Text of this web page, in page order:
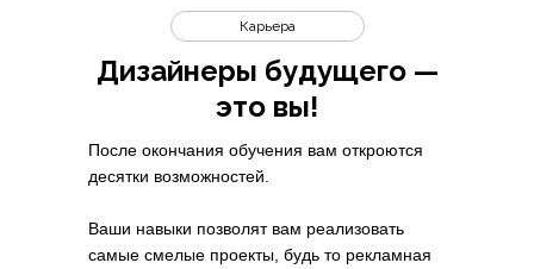
Дизайнеры будущего —
это вы!
Карьера
После окончания обучения вам откроются
десятки возможностей.
Ваши навыки позволят вам реализовать
самые смелые проекты, будь то рекламная